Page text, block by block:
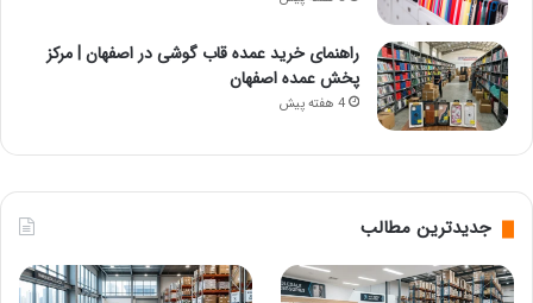
راهنمای خرید عمده قاب گوشی در اصفهان | مرکز
پخش عمده اصفهان
4 هفته پیش
جدیدترین مطالب